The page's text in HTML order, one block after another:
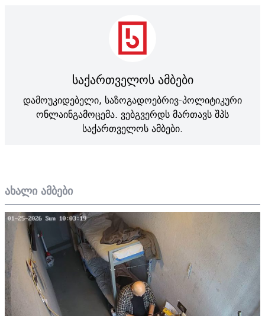
ახალი ამბები
საქართველოს ამბები
დამოუკიდებელი, საზოგადოებრივ-პოლიტიკური
ონლაინგამოცემა. ვებგვერდს მართავს შპს
საქართველოს ამბები.